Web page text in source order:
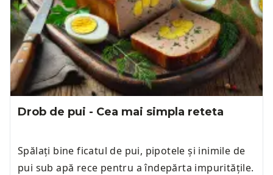
Drob de pui - Cea mai simpla reteta
Spălați bine ficatul de pui, pipotele și inimile de
pui sub apă rece pentru a îndepărta impuritățile.